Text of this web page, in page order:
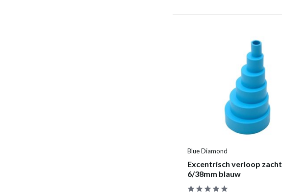
Blue Diamond
Excentrisch verloop zacht
6/38mm blauw